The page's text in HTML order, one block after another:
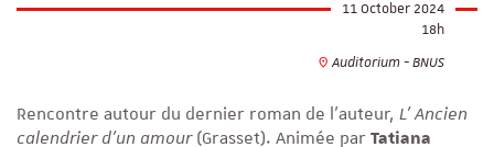
11 October 2024
18h
Auditorium - BNUS
Rencontre autour du dernier roman de l'auteur, L' Ancien
calendrier d'un amour(Grasset). Animée par Tatiana